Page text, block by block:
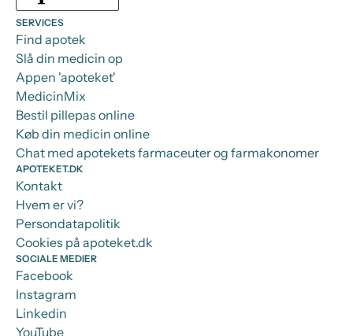
SERVICES
Find apotek
Slå din medicin op
Appen 'apoteket'
MedicinMix
Bestil pillepas online
Køb din medicin online
Chat med apotekets farmaceuter og farmakonomer
APOTEKET.DK
Kontakt
Hvem er vi?
Persondatapolitik
Cookies på apoteket.dk
SOCIALE MEDIER
Facebook
Instagram
Linkedin
YouTube